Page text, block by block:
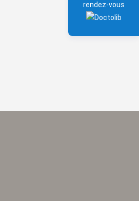
rendez-vous